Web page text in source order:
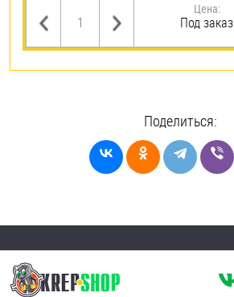
Цена:
Под заказ
Поделиться: